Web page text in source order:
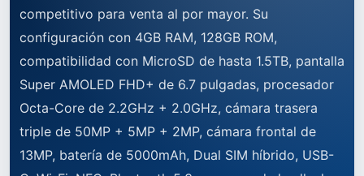
competitivo para venta al por mayor. Su
configuración con 4GB RAM, 128GB ROM,
compatibilidad con MicroSD de hasta 1.5TB, pantalla
Super AMOLED FHD+ de 6.7 pulgadas, procesador
Octa-Core de 2.2GHz + 2.0GHz, cámara trasera
triple de 50MP + 5MP + 2MP, cámara frontal de
13MP, batería de 5000mAh, Dual SIM híbrido, USB-